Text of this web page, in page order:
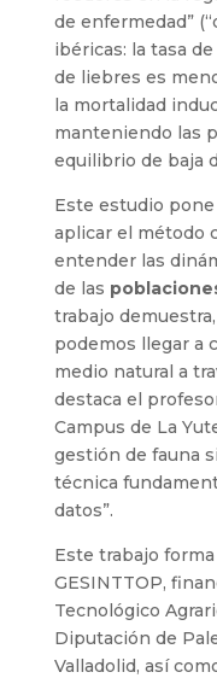
de enfermedad”
ibéricas: la tasa
de liebres es
la mortalidad
manteniendo las
equilibrio de baja
Este estudio
aplicar el método
entender las
de las
trabajo
podemos llegar a
medio natural a
destaca el
Campus de La
gestión de fauna
técnica
datos”.
Este trabajo
GESINTTOP,
Tecnológico
Diputación de
Valladolid, así